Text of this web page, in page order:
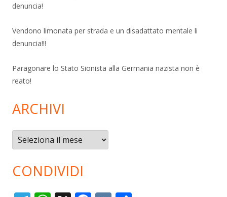
denuncia!
Vendono limonata per strada e un disadattato mentale li
denuncia!!!
Paragonare lo Stato Sionista alla Germania nazista non è
reato!
ARCHIVI
Archivi
CONDIVIDI